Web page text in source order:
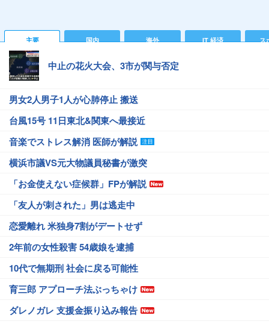
主要 国内 海外 IT 経済 ス
中止の花火大会、3市が関与否定
男女2人男子1人が心肺停止 搬送
台風15号 11日東北&関東へ最接近
音楽でストレス解消 医師が解説
横浜市議VS元大物議員秘書が激突
「お金使えない症候群」FPが解説
「友人が刺された」男は逃走中
恋愛離れ 米独身7割がデートせず
2年前の女性殺害 54歳娘を逮捕
10代で無期刑 社会に戻る可能性
育三郎 アプローチ法ぶっちゃけ
ダレノガレ 支援金振り込み報告